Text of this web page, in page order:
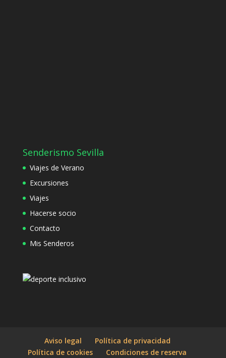
Senderismo Sevilla
Viajes de Verano
Excursiones
Viajes
Hacerse socio
Contacto
Mis Senderos
Aviso legal
Política de privacidad
Política de cookies
Condiciones de reserva